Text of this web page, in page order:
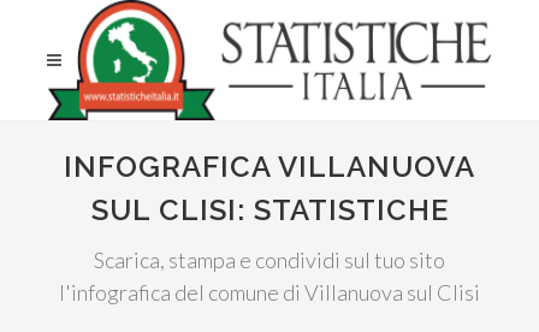
INFOGRAFICA VILLANUOVA
SUL CLISI: STATISTICHE
Scarica, stampa e condividi sul tuo sito
l'infografica del comune di Villanuova sul Clisi